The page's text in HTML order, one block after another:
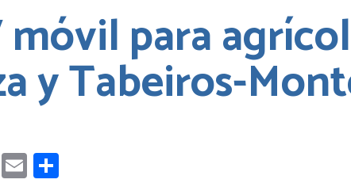
para
y Tabeiros-
Twitter
Email